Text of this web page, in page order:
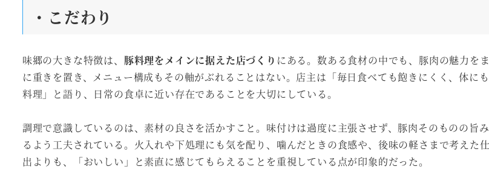
・こだわり
味郷の大きな特徴は、 豚料理をメインに据えた店づくり にある。数ある食材の中でも、豚肉の魅力を
に重きを置き、メニュー構成もその軸がぶれることはない。店主は「毎日食べても飽きにくく、体に
料理」と語り、日常の食卓に近い存在であることを大切にしている。
調理で意識しているのは、素材の良さを活かすこと。味付けは過度に主張させず、豚肉そのものの旨
るよう工夫されている。火入れや下処理にも気を配り、噛んだときの食感や、後味の軽さまで考えた
出よりも、「おいしい」と素直に感じてもらえることを重視している点が印象的だった。